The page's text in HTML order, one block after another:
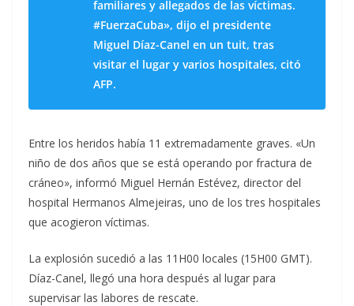
familiares y allegados de las víctimas.
#FuerzaCuba», dijo el presidente
Miguel Díaz-Canel en un tuit, tras
visitar el lugar y varios hospitales, citó
AFP.
Entre los heridos había 11 extremadamente graves. «Un
niño de dos años que se está operando por fractura de
cráneo», informó Miguel Hernán Estévez, director del
hospital Hermanos Almejeiras, uno de los tres hospitales
que acogieron víctimas.
La explosión sucedió a las 11H00 locales (15H00 GMT).
Díaz-Canel, llegó una hora después al lugar para
supervisar las labores de rescate.